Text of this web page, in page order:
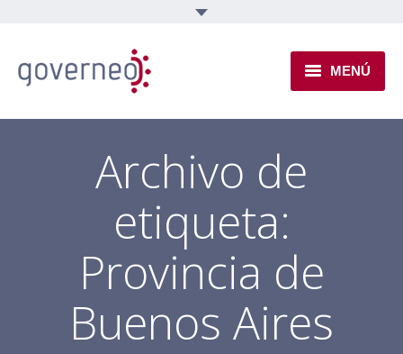
MENÚ
INSTITUCIONAL
EJES TEMÁTICOS
NOVEDADES
Archivo de
etiqueta:
Provincia de
Buenos Aires